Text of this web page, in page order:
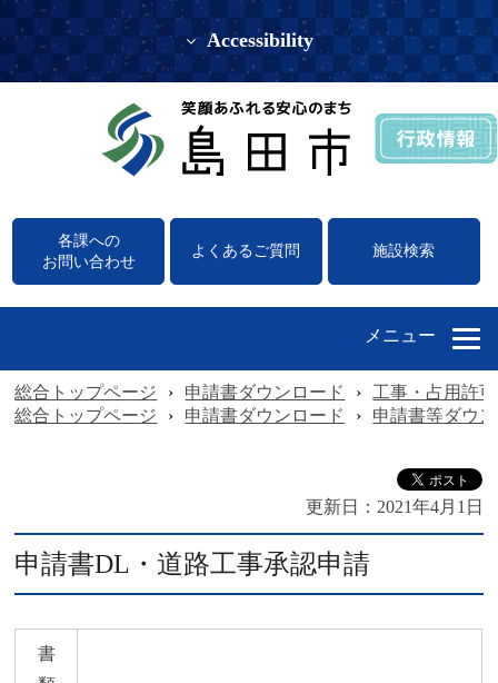
Accessibility
各課への
お問い合わせ
よくあるご質問 施設検索
メニュー
総合トップページ › 申請書ダウンロード ›
工事・占用許
総合トップページ
› 申請書ダウンロード › 申請書等ダウ
更新日： 2021年4月1日
申請書DL・道路工事承認申請
書